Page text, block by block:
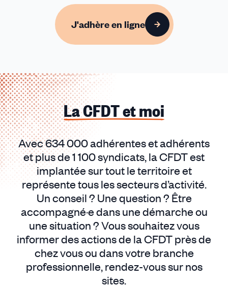
J'adhère en ligne
La CFDT et moi
Avec 634 000 adhérentes et adhérents
et plus de 1 100 syndicats, la CFDT est
implantée sur tout le territoire et
représente tous les secteurs d’activité.
Un conseil ? Une question ? Être
accompagné·e dans une démarche ou
une situation ? Vous souhaitez vous
informer des actions de la CFDT près de
chez vous ou dans votre branche
professionnelle, rendez-vous sur nos
sites.